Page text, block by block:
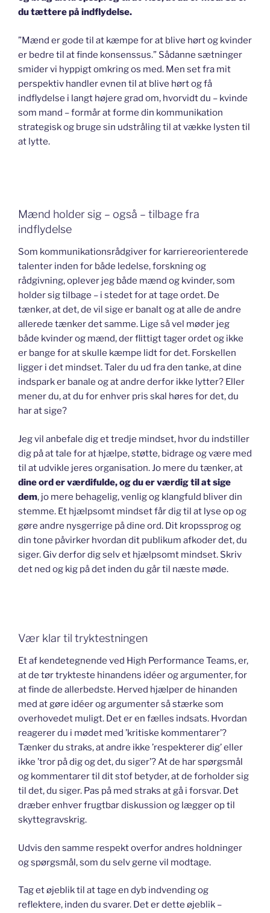
du tættere på indflydelse.
”Mænd er gode til at kæmpe for at blive hørt og kvinder
er bedre til at finde konsenssus.” Sådanne sætninger
smider vi hyppigt omkring os med. Men set fra mit
perspektiv handler evnen til at blive hørt og få
indflydelse i langt højere grad om, hvorvidt du – kvinde
som mand – formår at forme din kommunikation
strategisk og bruge sin udstråling til at vække lysten til
at lytte.
Mænd holder sig – også – tilbage fra
indflydelse
Som kommunikationsrådgiver for karriereorienterede
talenter inden for både ledelse, forskning og
rådgivning, oplever jeg både mænd og kvinder, som
holder sig tilbage – i stedet for at tage ordet. De
tænker, at det, de vil sige er banalt og at alle de andre
allerede tænker det samme. Lige så vel møder jeg
både kvinder og mænd, der flittigt tager ordet og ikke
er bange for at skulle kæmpe lidt for det. Forskellen
ligger i det mindset. Taler du ud fra den tanke, at dine
indspark er banale og at andre derfor ikke lytter? Eller
mener du, at du for enhver pris skal høres for det, du
har at sige?
Jeg vil anbefale dig et tredje mindset, hvor du indstiller
dig på at tale for at hjælpe, støtte, bidrage og være med
til at udvikle jeres organisation. Jo mere du tænker, at
dine ord er værdifulde, og du er værdig til at sige
dem, jo mere behagelig, venlig og klangfuld bliver din
stemme. Et hjælpsomt mindset får dig til at lyse op og
gøre andre nysgerrige på dine ord. Dit kropssprog og
din tone påvirker hvordan dit publikum afkoder det, du
siger. Giv derfor dig selv et hjælpsomt mindset. Skriv
det ned og kig på det inden du går til næste møde.
Vær klar til tryktestningen
Et af kendetegnende ved High Performance Teams, er,
at de tør trykteste hinandens idéer og argumenter, for
at finde de allerbedste. Herved hjælper de hinanden
med at gøre idéer og argumenter så stærke som
overhovedet muligt. Det er en fælles indsats. Hvordan
reagerer du i mødet med ’kritiske kommentarer’?
Tænker du straks, at andre ikke ’respekterer dig’ eller
ikke ’tror på dig og det, du siger’? At de har spørgsmål
og kommentarer til dit stof betyder, at de forholder sig
til det, du siger. Pas på med straks at gå i forsvar. Det
dræber enhver frugtbar diskussion og lægger op til
skyttegravskrig.
Udvis den samme respekt overfor andres holdninger
og spørgsmål, som du selv gerne vil modtage.
Tag et øjeblik til at tage en dyb indvending og
reflektere, inden du svarer. Det er dette øjeblik –